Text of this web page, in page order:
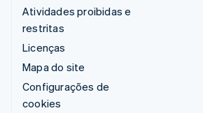
Atividades proibidas e
restritas
Licenças
Mapa do site
Configurações de
cookies